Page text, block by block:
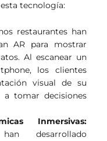
tecnología:
restaurantes han
AR para mostrar
Al escanear un
los clientes
visual de su
tomar decisiones
Inmersivas:
desarrollado